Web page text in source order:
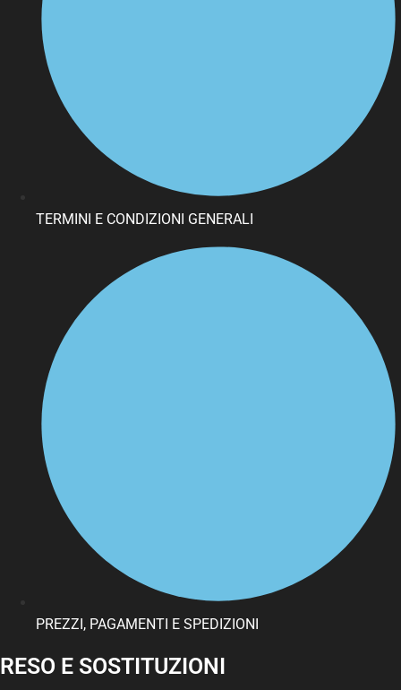
TERMINI E CONDIZIONI GENERALI
PREZZI, PAGAMENTI E SPEDIZIONI
RESO E SOSTITUZIONI